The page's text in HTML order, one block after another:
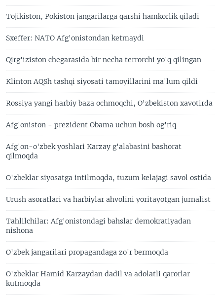
Tojikiston, Pokiston jangarilarga qarshi hamkorlik qiladi
Sxeffer: NATO Afg'onistondan ketmaydi
Qirg'iziston chegarasida bir necha terrorchi yo'q qilingan
Klinton AQSh tashqi siyosati tamoyillarini ma'lum qildi
Rossiya yangi harbiy baza ochmoqchi, O'zbekiston xavotirda
Afg'oniston - prezident Obama uchun bosh og'riq
Afg'on-o'zbek yoshlari Karzay g'alabasini bashorat
qilmoqda
O'zbeklar siyosatga intilmoqda, tuzum kelajagi savol ostida
Urush asoratlari va harbiylar ahvolini yoritayotgan jurnalist
Tahlilchilar: Afg'onistondagi bahslar demokratiyadan
nishona
O'zbek jangarilari propagandaga zo'r bermoqda
O'zbeklar Hamid Karzaydan dadil va adolatli qarorlar
kutmoqda